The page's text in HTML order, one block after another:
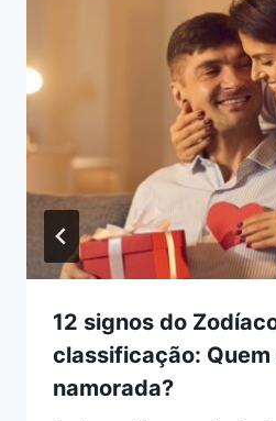
12 signos do
classificação: Quem
namorada?